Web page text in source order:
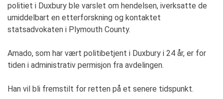
politiet i Duxbury ble varslet om hendelsen, iverksatte de
umiddelbart en etterforskning og kontaktet
statsadvokaten i Plymouth County.
Amado, som har vært politibetjent i Duxbury i 24 år, er for
tiden i administrativ permisjon fra avdelingen.
Han vil bli fremstilt for retten på et senere tidspunkt.